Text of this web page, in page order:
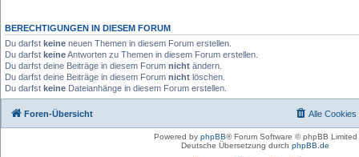
BERECHTIGUNGEN IN DIESEM FORUM
Du darfst keine neuen Themen in diesem Forum erstellen.
Du darfst keineAntworten zu Themen in diesem Forum erstellen.
Du darfst deine Beiträge in diesem Forum nicht ändern.
Du darfst deine Beiträge in diesem Forum nicht löschen.
Du darfst keine Dateianhänge in diesem Forum erstellen.
Foren-Übersicht Alle Cookies
Powered by phpBB® Forum Software © phpBB Limited
Deutsche Übersetzung durch phpBB.de